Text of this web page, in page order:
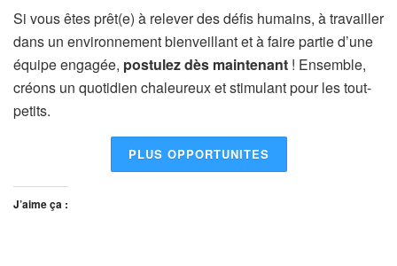
Si vous êtes prêt(e) à relever des défis humains, à travailler
dans un environnement bienveillant et à faire partie d’une
équipe engagée, postulez dès maintenant ! Ensemble,
créons un quotidien chaleureux et stimulant pour les tout-
petits.
PLUS OPPORTUNITES
J’aime ça :